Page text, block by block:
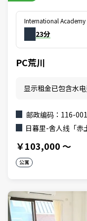
International
23分
PC荒川
显示租金已包含水
邮政编码：116-
日暮里-舍人线「赤
￥103,000～
公寓